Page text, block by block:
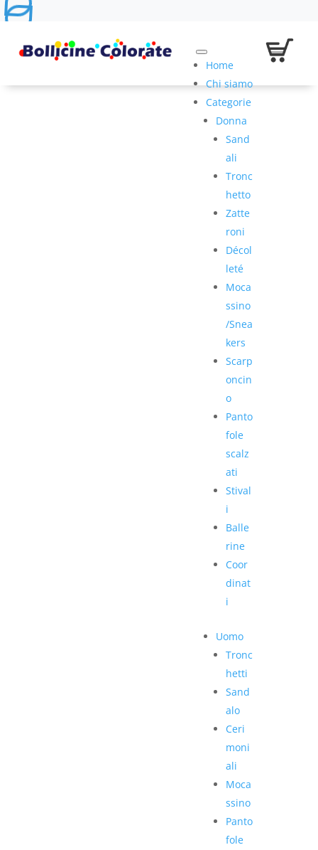
Home
Chi siamo
Categorie
Donna
Sand
ali
Tronc
hetto
Zatte
roni
Décol
leté
Moca
ssino
/Snea
kers
Scarp
oncin
o
Panto
fole
scalz
ati
Stival
i
Balle
rine
Coor
dinat
i
Uomo
Tronc
hetti
Sand
alo
Ceri
moni
ali
Moca
ssino
Panto
fole